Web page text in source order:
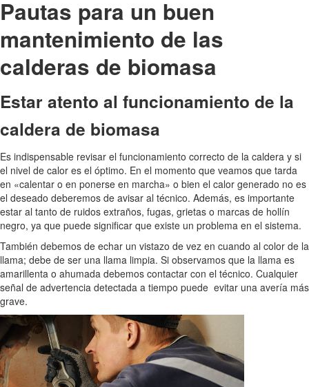
Pautas para un buen
mantenimiento de las
calderas de biomasa
Estar atento al funcionamiento de la
caldera de biomasa
Es indispensable revisar el funcionamiento correcto de la caldera y si
el nivel de calor es el óptimo. En el momento que veamos que tarda
en «calentar o en ponerse en marcha» o bien el calor generado no es
el deseado deberemos de avisar al técnico. Además, es importante
estar al tanto de ruidos extraños, fugas, grietas o marcas de hollín
negro, ya que puede significar que existe un problema en el sistema.
También debemos de echar un vistazo de vez en cuando al color de la
llama; debe de ser una llama limpia. Si observamos que la llama es
amarillenta o ahumada debemos contactar con el técnico. Cualquier
señal de advertencia detectada a tiempo puede evitar una avería más
grave.